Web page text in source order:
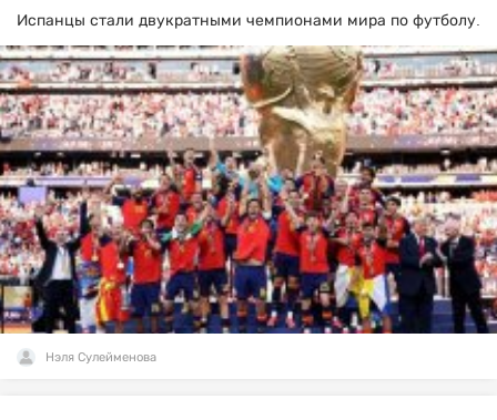
Испанцы стали двукратными чемпионами мира по футболу.
Нэля Сулейменова